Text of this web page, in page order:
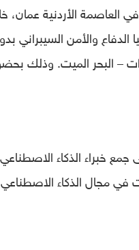
الأردنية عمان،
والأمن السيبراني
– البحر الميت. وذلك
خبراء الذكاء الاصطناعي
في مجال الذكاء الاصطناعي